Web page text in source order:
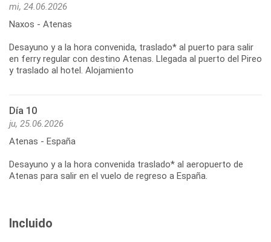
mi, 24.06.2026
Naxos - Atenas
Desayuno y a la hora convenida, traslado* al puerto para salir
en ferry regular con destino Atenas. Llegada al puerto del Pireo
y traslado al hotel. Alojamiento
Día 10
ju, 25.06.2026
Atenas - España
Desayuno y a la hora convenida traslado* al aeropuerto de
Atenas para salir en el vuelo de regreso a España.
Incluido